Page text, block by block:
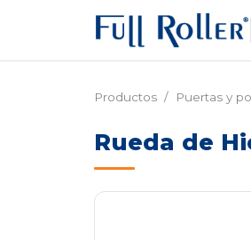
Productos / Puertas y
Rueda de